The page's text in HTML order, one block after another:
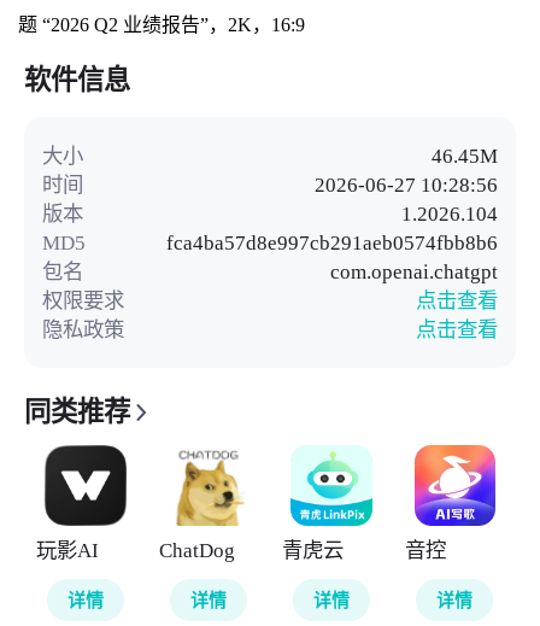
题 “2026 Q2 业绩报告”，2K，16:9
软件信息
大小
46.45M
时间
2026-06-27 10:28:56
版本
1.2026.104
MD5
fca4ba57d8e997cb291aeb0574fbb8b6
包名
com.openai.chatgpt
权限要求
点击查看
隐私政策
点击查看
同类推荐
玩影AI
详情
ChatDog
详情
青虎云
详情
音控
详情